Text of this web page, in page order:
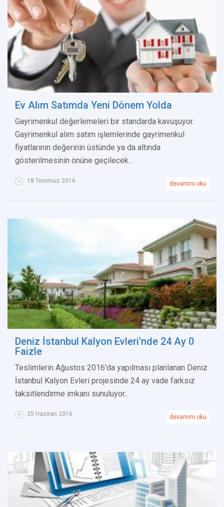
Ev Alım Satımda Yeni Dönem Yolda
Gayrimenkul değerlemeleri bir standarda kavuşuyor.
Gayrimenkul alım satım işlemlerinde gayrimenkul
fiyatlarının değerinin üstünde ya da altında
gösterilmesinin önüne geçilecek...
18 Temmuz 2016 devamını oku
Deniz İstanbul Kalyon Evleri'nde 24 Ay 0
Faizle
Teslimlerin Ağustos 2016'da yapılması planlanan Deniz
İstanbul Kalyon Evleri projesinde 24 ay vade farksız
taksitlendirme imkanı sunuluyor...
25 Haziran 2016 devamını oku